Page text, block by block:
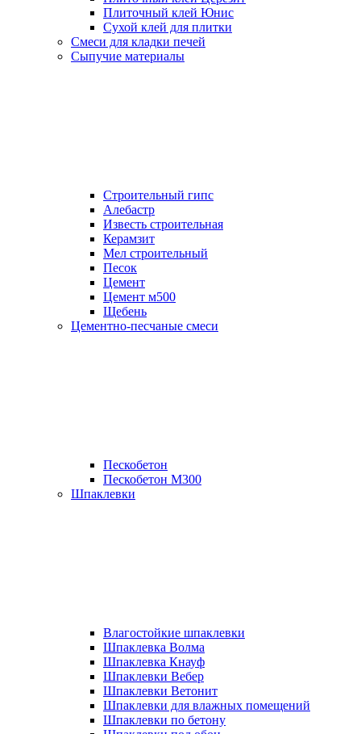
Плиточный клей Юнис
Сухой клей для плитки
Смеси для кладки печей
Сыпучие материалы
Строительный гипс
Алебастр
Известь строительная
Керамзит
Мел строительный
Песок
Цемент
Цемент м500
Щебень
Цементно-песчаные смеси
Пескобетон
Пескобетон М300
Шпаклевки
Влагостойкие шпаклевки
Шпаклевка Волма
Шпаклевка Кнауф
Шпаклевки Вебер
Шпаклевки Ветонит
Шпаклевки для влажных помещений
Шпаклевки по бетону